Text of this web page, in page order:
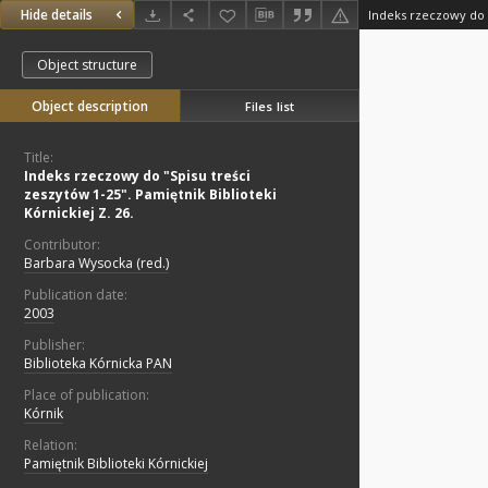
Hide details
Object structure
Object description Files list
Title:
Indeks rzeczowy do "Spisu treści
zeszytów 1-25". Pamiętnik Biblioteki
Kórnickiej Z. 26.
Contributor:
Barbara Wysocka (red.)
Publication date:
2003
Publisher:
Biblioteka Kórnicka PAN
Place of publication:
Kórnik
Relation:
Pamiętnik Biblioteki Kórnickiej